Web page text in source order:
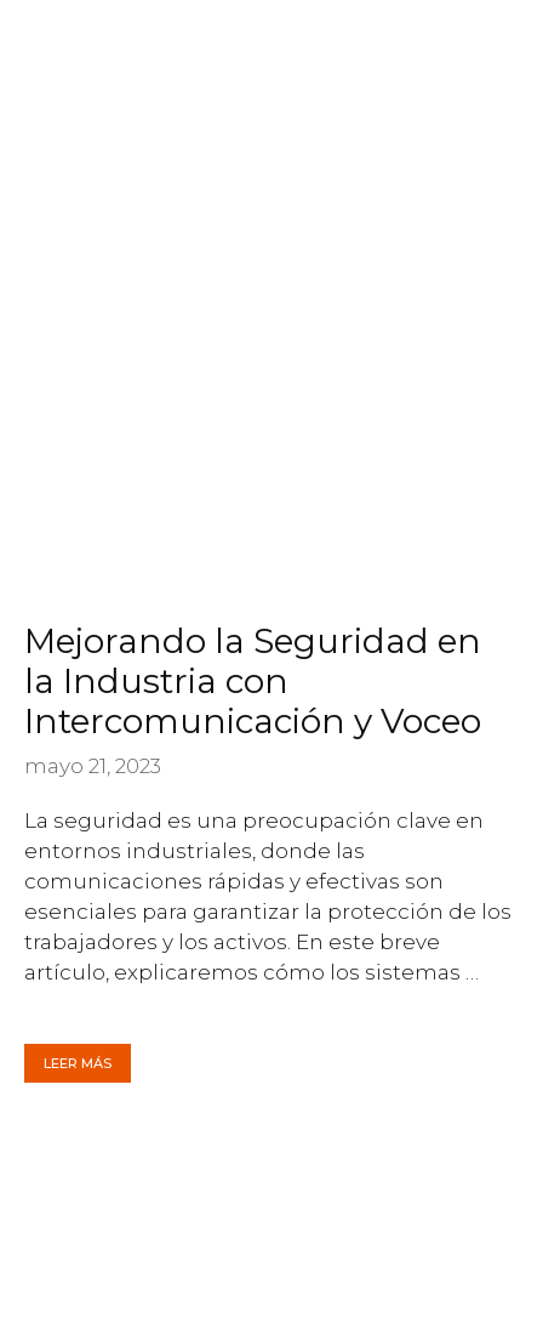
Mejorando la Seguridad en
la Industria con
Intercomunicación y Voceo
mayo 21, 2023
La seguridad es una preocupación clave en
entornos industriales, donde las
comunicaciones rápidas y efectivas son
esenciales para garantizar la protección de los
trabajadores y los activos. En este breve
artículo, explicaremos cómo los sistemas …
LEER MÁS